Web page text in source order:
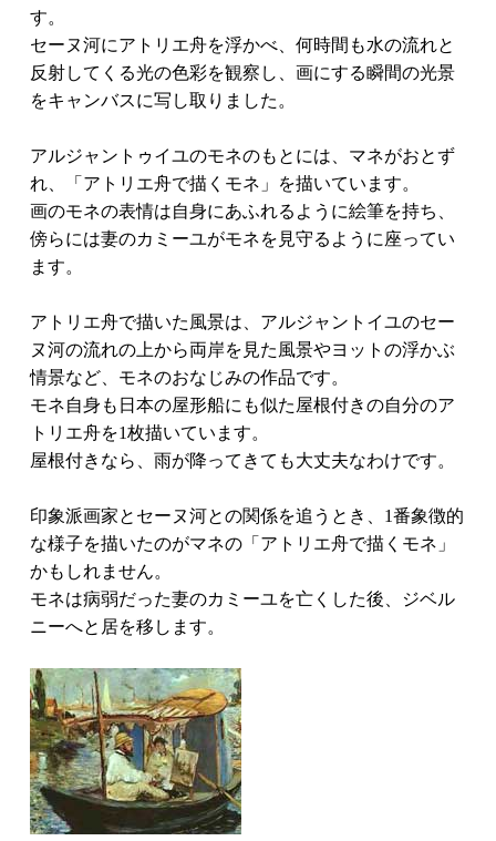
す。
セーヌ河にアトリエ舟を浮かべ、何時間も水の流れと
反射してくる光の色彩を観察し、画にする瞬間の光景
をキャンバスに写し取りました。
アルジャントゥイユのモネのもとには、マネがおとず
れ、「アトリエ舟で描くモネ」を描いています。
画のモネの表情は自身にあふれるように絵筆を持ち、
傍らには妻のカミーユがモネを見守るように座ってい
ます。
アトリエ舟で描いた風景は、アルジャントイユのセー
ヌ河の流れの上から両岸を見た風景やヨットの浮かぶ
情景など、モネのおなじみの作品です。
モネ自身も日本の屋形船にも似た屋根付きの自分のア
トリエ舟を1枚描いています。
屋根付きなら、雨が降ってきても大丈夫なわけです。
印象派画家とセーヌ河との関係を追うとき、1番象徴的
な様子を描いたのがマネの「アトリエ舟で描くモネ」
かもしれません。
モネは病弱だった妻のカミーユを亡くした後、ジベル
ニーへと居を移します。